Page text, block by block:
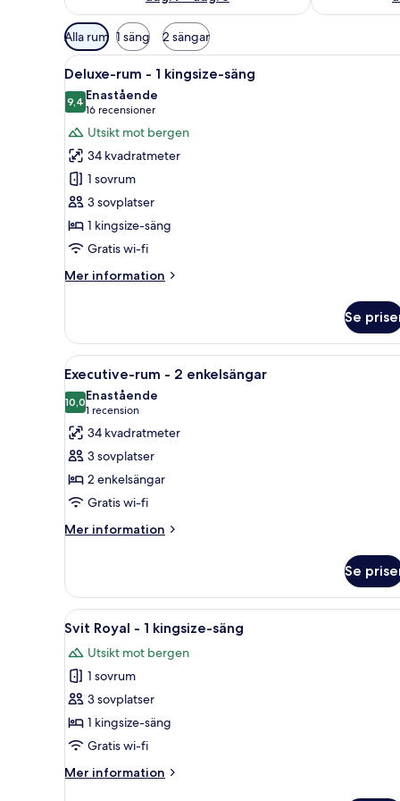
Tillgängliga
filter
för
rum
Alla rum 1 säng 2 sängar
Öppna
alla
foton
för
Deluxe-
rum
-
1
kingsize-
säng
Ett hotellrum med en stor
5
Deluxe-rum - 1 kingsize-säng
9,49,4 av 10
Enastående
16 recensioner
(16 recensioner)
Utsikt mot bergen
34 kvadratmeter
1 sovrum
3 sovplatser
1 kingsize-säng
Gratis wi-fi
Mer information
Mer
rum
1
kingsize-
säng
Se
Öppna
alla
foton
för
Executive-
rum
-
2
enkelsängar
Ett hotellrum med två
4
Executive-rum - 2 enkelsängar
10,010,0 av 10
Enastående
1 recension
(1 recension)
34 kvadratmeter
3 sovplatser
2 enkelsängar
Gratis wi-fi
Mer information
Mer
rum
2
enkelsängar
Se
Öppna
alla
foton
för
Svit
Royal
-
kingsize-
Ett hotellrum med en stor
3
Svit Royal - 1 kingsize-säng
Utsikt mot bergen
1 sovrum
3 sovplatser
1 kingsize-säng
Gratis wi-fi
Mer information
Mer